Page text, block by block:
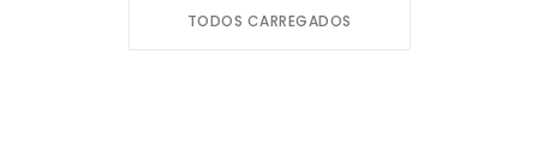
TODOS CARREGADOS